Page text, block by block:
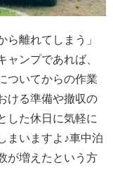
ら離れてしまう」
ャンプであれば、
ついてからの作業
ける準備や撤収の
した休日に気軽に
まいますよ♪車中泊
が増えたという方